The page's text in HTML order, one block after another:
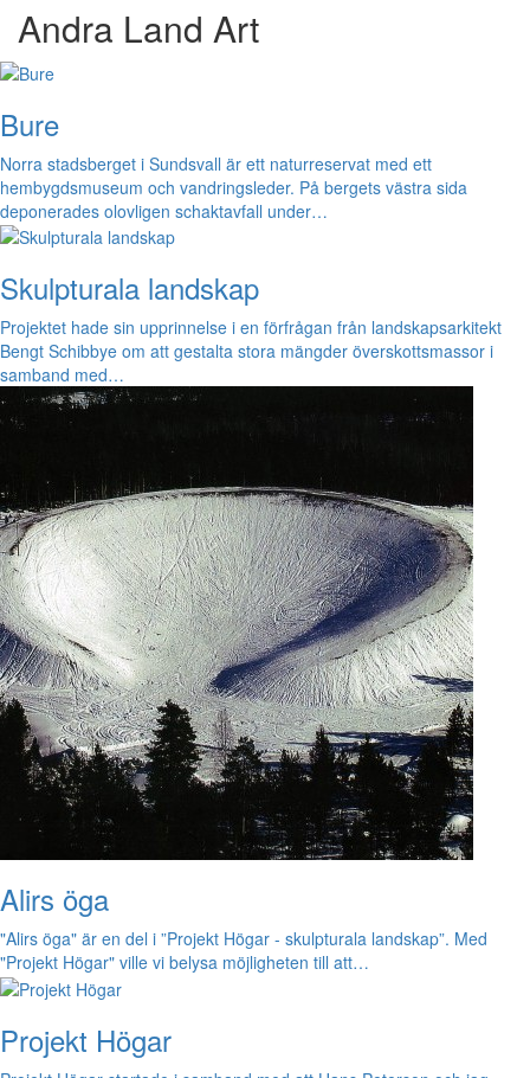
Andra Land Art
Bure
Norra stadsberget i Sundsvall är ett naturreservat med ett
hembygdsmuseum och vandringsleder. På bergets västra sida
deponerades olovligen schaktavfall under…
Skulpturala landskap
Projektet hade sin upprinnelse i en förfrågan från landskapsarkitekt
Bengt Schibbye om att gestalta stora mängder överskottsmassor i
samband med…
Alirs öga
"Alirs öga" är en del i ”Projekt Högar - skulpturala landskap”. Med
"Projekt Högar" ville vi belysa möjligheten till att…
Projekt Högar